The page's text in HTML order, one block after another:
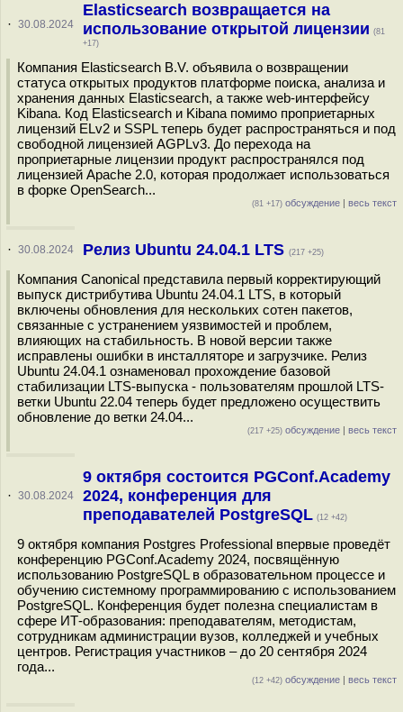
· 30.08.2024
Elasticsearch возвращается на
использование открытой лицензии (81
+17)
Компания Elasticsearch B.V. объявила о возвращении
статуса открытых продуктов платформе поиска, анализа и
хранения данных Elasticsearch, а также web-интерфейсу
Kibana. Код Elasticsearch и Kibana помимо проприетарных
лицензий ELv2 и SSPL теперь будет распространяться и под
свободной лицензией AGPLv3. До перехода на
проприетарные лицензии продукт распространялся под
лицензией Apache 2.0, которая продолжает использоваться
в форке OpenSearch...
(81 +17) обсуждение | весь текст
· 30.08.2024 Релиз Ubuntu 24.04.1 LTS (217 +25)
Компания Canonical представила первый корректирующий
выпуск дистрибутива Ubuntu 24.04.1 LTS, в который
включены обновления для нескольких сотен пакетов,
связанные с устранением уязвимостей и проблем,
влияющих на стабильность. В новой версии также
исправлены ошибки в инсталляторе и загрузчике. Релиз
Ubuntu 24.04.1 ознаменовал прохождение базовой
стабилизации LTS-выпуска - пользователям прошлой LTS-
ветки Ubuntu 22.04 теперь будет предложено осуществить
обновление до ветки 24.04...
(217 +25) обсуждение | весь текст
· 30.08.2024
9 октября состоится PGConf.Academy
2024, конференция для
преподавателей PostgreSQL (12 +42)
9 октября компания Postgres Professional впервые проведёт
конференцию PGConf.Academy 2024, посвящённую
использованию PostgreSQL в образовательном процессе и
обучению системному программированию с использованием
PostgreSQL. Конференция будет полезна специалистам в
сфере ИТ-образования: преподавателям, методистам,
сотрудникам администрации вузов, колледжей и учебных
центров. Регистрация участников – до 20 сентября 2024
года...
(12 +42) обсуждение | весь текст